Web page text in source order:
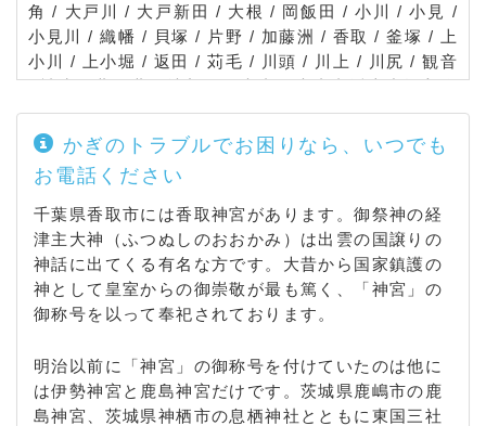
角 / 大戸川 / 大戸新田 / 大根 / 岡飯田 / 小川 / 小見 /
小見川 / 織幡 / 貝塚 / 片野 / 加藤洲 / 香取 / 釜塚 / 上
小川 / 上小堀 / 返田 / 苅毛 / 川頭 / 川上 / 川尻 / 観音
/ 神生 / 北 / 北原地新田 / 木内 / 木内虫幡上小堀入会
地大平 / 桐谷 / 久保 / 九美上 / 笄島 / 公官洲 / 高野 /
石納 / 五郷内 / 米野井 / 境島 / 沢 / 佐原イ / 佐原ニ /
佐原ハ / 佐原ホ / 佐原ロ / 三ノ分目 / 志高 / 篠原イ /
篠原ロ / 下飯田 / 下小川 / 下小野 / 下小堀 / 昭和町 /
白井 / 新々田 / 助沢 / 関 / 高萩 / 竹之内 / 多田 / 田部
/ 玉造 / 附洲新田 / 津宮 / 寺内 / 鴇崎 / 鳥羽 / 富田 /
長岡 / 長島 / 中洲 / 長山 / 新市場 / 新寺 / 西坂 / 西田
部 / 西部田 / 西和田 / 新里 / 新部 / 仁良 / 野田 / 野間
谷原 / 旗鉾 / 八本 / 鳩山 / 羽根川 / 福田 / 布野 / 府馬
/ 南原地新田 / 虫幡 / 本矢作 / 森戸 / 八筋川 / 谷中 /
山川 / 山倉 / 山之辺 / 八日市場 / 丁子 / 与倉 / 吉原 /
竜谷 / 分郷
かぎのトラブルでお困りなら、いつでも
お電話ください
千葉県香取市には香取神宮があります。御祭神の経
津主大神（ふつぬしのおおかみ）は出雲の国譲りの
神話に出てくる有名な方です。大昔から国家鎮護の
神として皇室からの御崇敬が最も篤く、「神宮」の
御称号を以って奉祀されております。
明治以前に「神宮」の御称号を付けていたのは他に
は伊勢神宮と鹿島神宮だけです。茨城県鹿嶋市の鹿
島神宮、茨城県神栖市の息栖神社とともに東国三社